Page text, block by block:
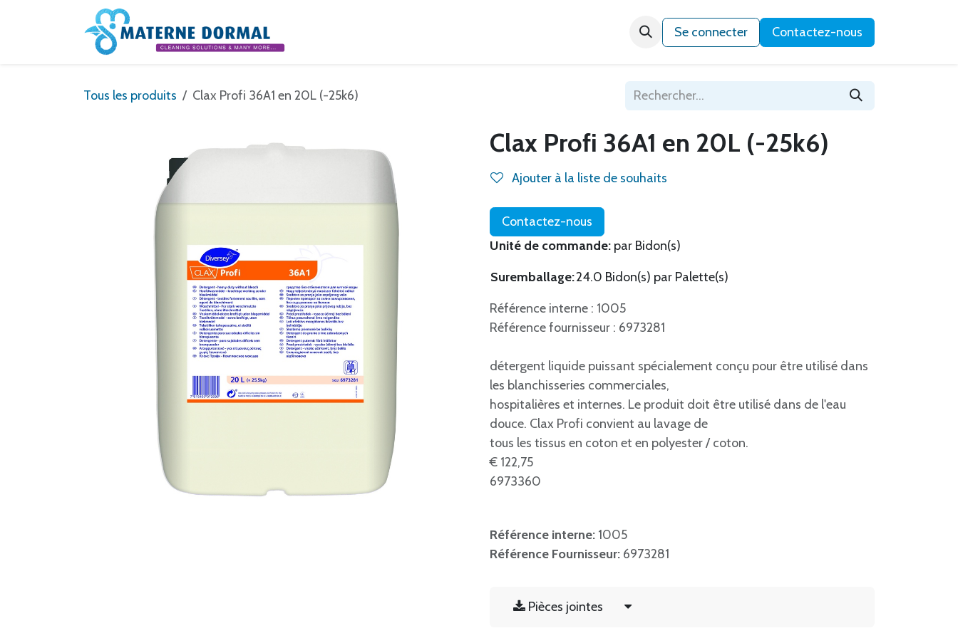
Se rendre au contenu
Qui sommes-nous ?
Se connecter Contactez-nous
Tous les produits Clax Profi 36A1 en 20L (-25k6)
Clax Profi 36A1 en 20L (-25k6)
Ajouter à la liste de souhaits
Contactez-nous
Unité de commande: par Bidon(s)
Suremballage:24.0 Bidon(s) par Palette(s)
Référence interne : 1005
Référence fournisseur : 6973281
détergent liquide puissant spécialement conçu pour être utilisé dans
les blanchisseries commerciales,
hospitalières et internes. Le produit doit être utilisé dans de l'eau
douce. Clax Profi convient au lavage de
tous les tissus en coton et en polyester / coton.
€ 122,75
6973360
Référence interne: 1005
Référence Fournisseur: 6973281
Pièces jointes